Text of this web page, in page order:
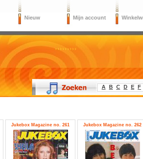
Nieuw Mijn account
A B C D E F
Jukebox Magazine no. 261 Jukebox Magazine no. 262